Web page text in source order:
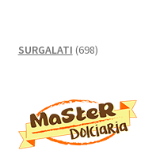
SURGALATI 698698